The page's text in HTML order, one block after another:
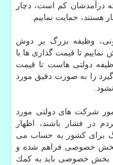
درآمدشان كم است، دچار
حمایت نماییم.
وظیفه بزرگ بر دوش
تا قیمت گذاری ها با
دولتی هاست تا قیمت
را به صورت دقیق مورد
نشود.
شركت های دولتی مورد
در فشار باشند، اظهار
برای كشور به حساب می
بخش خصوصی فراهم شده و
بخش خصوصی باید به كمك